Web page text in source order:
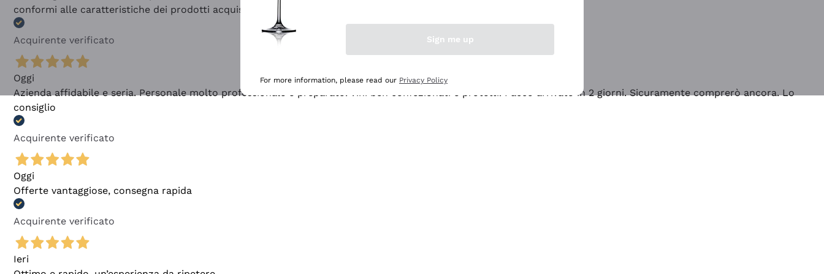
conformi alle caratteristiche dei prodotti acquistati
Acquirente verificato
Oggi
Azienda affidabile e seria. Personale molto professionale e preparato. Vini ben confezionati e protetti. Pacco arrivato in 2 giorni. Sicuramente comprerò ancora. Lo
consiglio
Acquirente verificato
Oggi
Offerte vantaggiose, consegna rapida
Acquirente verificato
Ieri
Sign me up
For more information, please read our Privacy Policy